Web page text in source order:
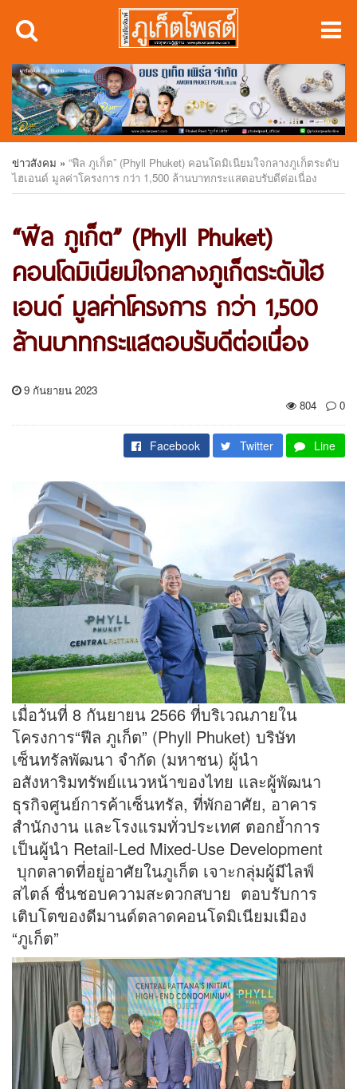
ข่าวสังคม » “ฟีล ภูเก็ต” (Phyll Phuket) คอนโดมิเนียมใจกลางภูเก็ตระดับ
ไฮเอนด์ มูลค่าโครงการ กว่า 1,500 ล้านบาทกระแสตอบรับดีต่อเนื่อง
“ฟีล ภูเก็ต” (Phyll Phuket)
คอนโดมิเนียมใจกลางภูเก็ตระดับไฮ
เอนด์ มูลค่าโครงการ กว่า 1,500
ล้านบาทกระแสตอบรับดีต่อเนื่อง
9 กันยายน 2023
804
0
Facebook Twitter Line
เมื่อวันที่ 8 กันยายน 2566 ที่บริเวณภายใน
โครงการ“ฟีล ภูเก็ต” (Phyll Phuket) บริษัท
เซ็นทรัลพัฒนา จำกัด (มหาชน) ผู้นำ
อสังหาริมทรัพย์แนวหน้าของไทย และผู้พัฒนา
ธุรกิจศูนย์การค้าเซ็นทรัล, ที่พักอาศัย, อาคาร
สำนักงาน และโรงแรมทั่วประเทศ ตอกย้ำการ
เป็นผู้นำ Retail-Led Mixed-Use Development
บุกตลาดที่อยู่อาศัยในภูเก็ต เจาะกลุ่มผู้มีไลฟ์
สไตล์ ชื่นชอบความสะดวกสบาย ตอบรับการ
เติบโตของดีมานด์ตลาดคอนโดมิเนียมเมือง
“ภูเก็ต”